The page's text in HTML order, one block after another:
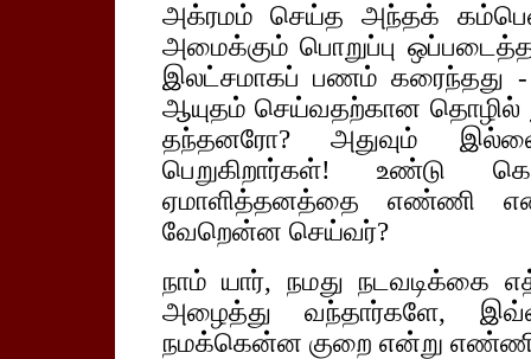
அக்ரமம் செய்த அந்தக்
அமைக்கும் பொறுப்பு
இலட்சமாகப் பணம் கரைந்தது
ஆயுதம் செய்வதற்கான தொழில்
தந்தனரோ? அதுவும்
பெறுகிறார்கள்! உண்டு
ஏமாளித்தனத்தை எண்ணி
வேறென்ன செய்வர்?
நாம் யார், நமது நடவடிக்கை
அழைத்து வந்தார்களே,
நமக்கென்ன குறை என்று